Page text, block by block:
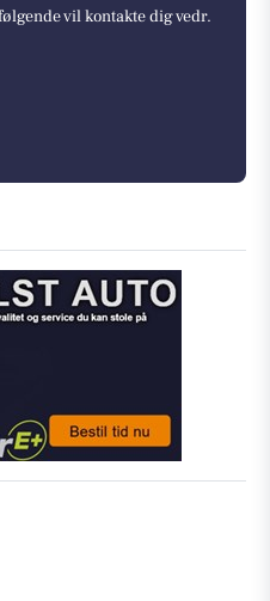
vil kontakte dig vedr.